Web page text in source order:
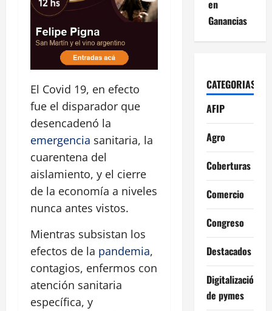
El Covid 19, en efecto
fue el disparador que
desencadenó la
emergencia sanitaria, la
cuarentena del
aislamiento, y el cierre
de la economía a niveles
nunca antes vistos.
Mientras subsistan los
efectos de la pandemia,
contagios, enfermos con
atención sanitaria
específica, y
en
Ganancias
CATEGORIAS
AFIP
Agro
Coberturas
Comercio
Congreso
Destacados
Digitalización
de pymes